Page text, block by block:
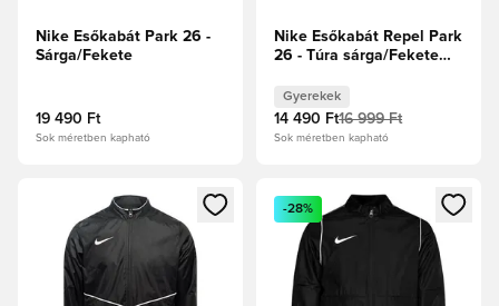
Nike Esőkabát Park 26 -
Sárga/Fekete
19 490 Ft
Sok méretben kapható
Nike Esőkabát Repel Park
26 - Túra sárga/Fekete
Gyerekek
14 490 Ft16 999 Ft
Sok méretben kapható
Megnyit egy modált a bejelentkezéshez vagy a tagként
Megnyit egy modált a
-28%